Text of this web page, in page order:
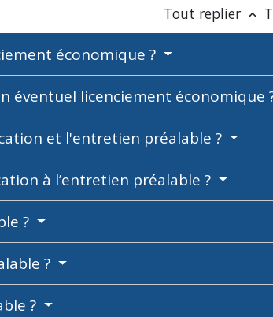
Tout replier keyboard_arrow_up
économique ?
éventuel licenciement économique
et l'entretien préalable ?
à l’entretien préalable ?
?
?
?